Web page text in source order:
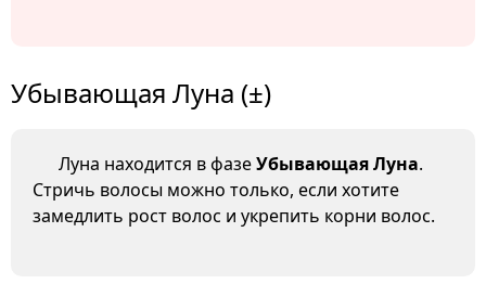
Убывающая Луна (±)
Луна находится в фазеУбывающая Луна.
Стричь волосы можно только, если хотите
замедлить рост волос и укрепить корни волос.